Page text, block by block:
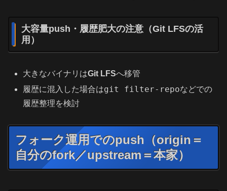
大容量push・履歴肥大の注意（Git LFSの活
用）
大きなバイナリはGit LFSへ移管
履歴に混入した場合はgit filter-repoなどでの
履歴整理を検討
フォーク運用でのpush（origin＝
自分のfork／upstream＝本家）